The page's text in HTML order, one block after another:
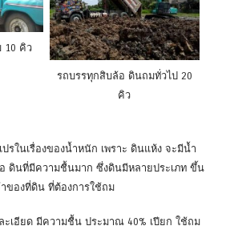
10 คิว
รถบรรทุกสิบล้อ ดินถมทั่วไป 20
คิว
รในเรื่องของน้ำหนัก เพราะ ดินแห้ง จะมีน้ำ
ดินที่มีความชื้นมาก ซึ่งดินมีหลายประเภท ขึ้น
ของที่ดิน ที่ต้องการใช้ถม
ะเอียด มีความชื้น ประมาณ 40% เปียก ใช้ถม